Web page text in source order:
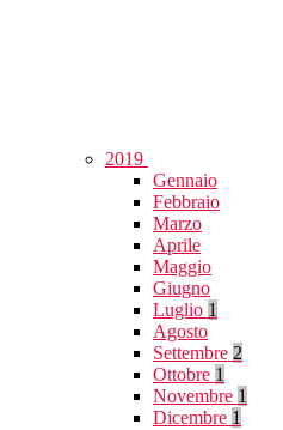
2019
Gennaio
Febbraio
Marzo
Aprile
Maggio
Giugno
Luglio 1
Agosto
Settembre 2
Ottobre 1
Novembre 1
Dicembre 1